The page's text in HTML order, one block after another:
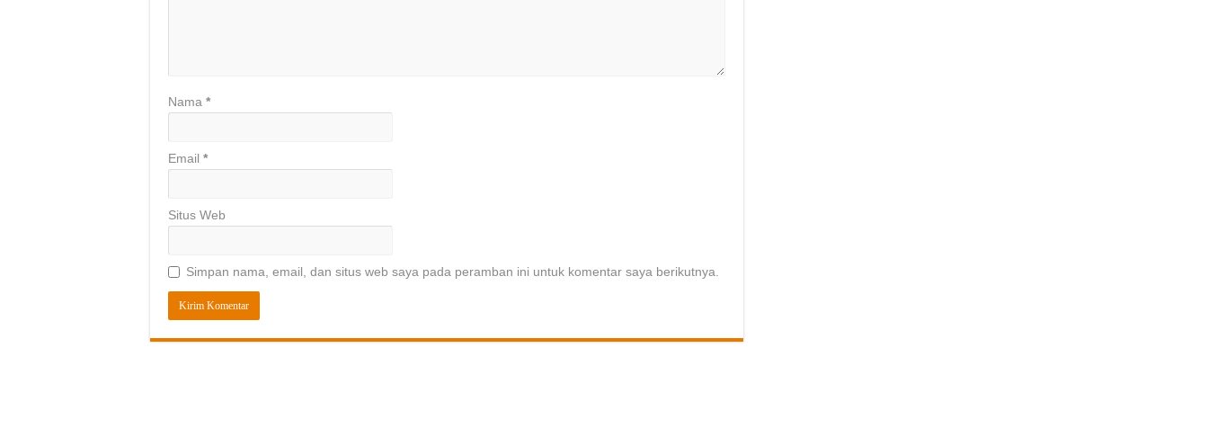
Nama *
Email *
Situs Web
Simpan nama, email, dan situs web saya pada peramban ini untuk komentar saya berikutnya.